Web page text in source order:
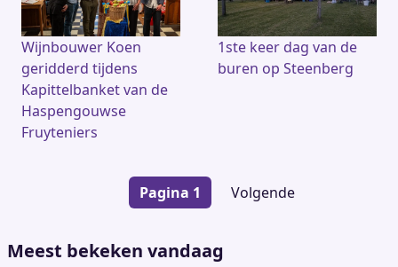
Wijnbouwer Koen
geridderd tijdens
Kapittelbanket van de
Haspengouwse
Fruyteniers
1ste keer dag van de
buren op Steenberg
Pagina 1
Volgende
Volgende
Meest bekeken vandaag